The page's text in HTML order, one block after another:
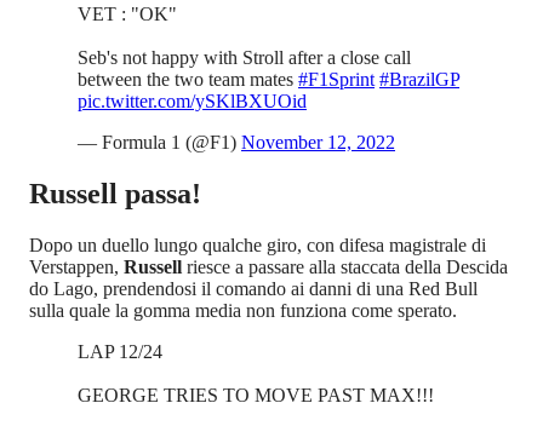
VET : "OK"
Seb's not happy with Stroll after a close call
between the two team mates #F1Sprint #BrazilGP
pic.twitter.com/ySKlBXUOid
— Formula 1 (@F1) November 12, 2022
Russell passa!
Dopo un duello lungo qualche giro, con difesa magistrale di
Verstappen, Russell riesce a passare alla staccata della Descida
do Lago, prendendosi il comando ai danni di una Red Bull
sulla quale la gomma media non funziona come sperato.
LAP 12/24
GEORGE TRIES TO MOVE PAST MAX!!!